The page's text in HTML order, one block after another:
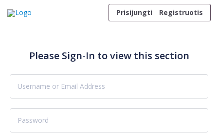
Prisijungti
Registruotis
Please Sign-In to view this section